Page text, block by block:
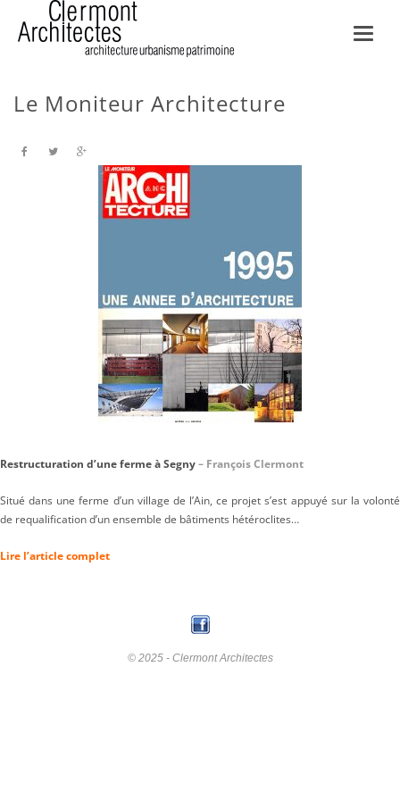
Le Moniteur Architecture
Restructuration d’une ferme à Segny– François Clermont
Situé dans une ferme d’un village de l’Ain, ce projet s’est appuyé sur la volonté
de requalification d’un ensemble de bâtiments hétéroclites…
Lire l’article complet
© 2025 - Clermont Architectes